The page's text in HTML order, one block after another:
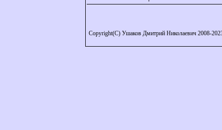
Copyright(C) Ушаков Дмитрий Николаевич 2008-